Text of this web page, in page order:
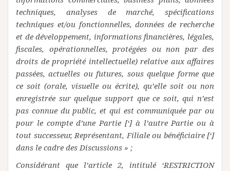
techniques, analyses de marché, spécifications
techniques et/ou fonctionnelles, données de recherche
et de développement, informations financières, légales,
fiscales, opérationnelles, protégées ou non par des
droits de propriété intellectuelle) relative aux affaires
passées, actuelles ou futures, sous quelque forme que
ce soit (orale, visuelle ou écrite), qu’elle soit ou non
enregistrée sur quelque support que ce soit, qui n’est
pas connue du public, et qui est communiquée par ou
pour le compte d’une Partie [‘] à l’autre Partie ou à
tout successeur, Représentant, Filiale ou bénéficiaire [‘]
dans le cadre des Discussions » ;
Considérant que l’article 2, intitulé ‘RESTRICTION